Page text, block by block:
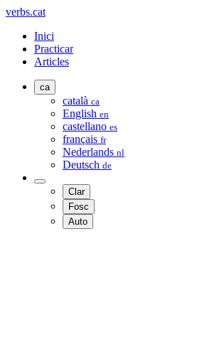
verbs.cat
Inici
Practicar
Articles
ca
català ca
English en
castellano es
français fr
Nederlands nl
Deutsch de
Clar
Fosc
Auto